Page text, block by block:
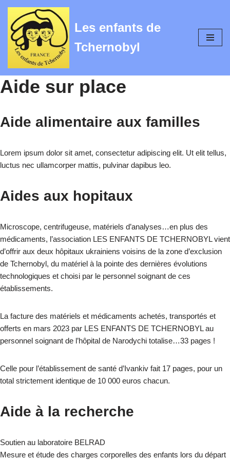
Aller
au
contenu
Les enfants de
Tchernobyl
Aide sur place
Aide alimentaire aux familles
Lorem ipsum dolor sit amet, consectetur adipiscing elit. Ut elit tellus,
luctus nec ullamcorper mattis, pulvinar dapibus leo.
Aides aux hopitaux
Microscope, centrifugeuse, matériels d’analyses…en plus des
médicaments, l’association LES ENFANTS DE TCHERNOBYL vient
d’offrir aux deux hôpitaux ukrainiens voisins de la zone d’exclusion
de Tchernobyl, du matériel à la pointe des dernières évolutions
technologiques et choisi par le personnel soignant de ces
établissements.
La facture des matériels et médicaments achetés, transportés et
offerts en mars 2023 par LES ENFANTS DE TCHERNOBYL au
personnel soignant de l’hôpital de Narodychi totalise…33 pages !
Celle pour l’établissement de santé d’Ivankiv fait 17 pages, pour un
total strictement identique de 10 000 euros chacun.
Aide à la recherche
Soutien au laboratoire BELRAD
Mesure et étude des charges corporelles des enfants lors du départ